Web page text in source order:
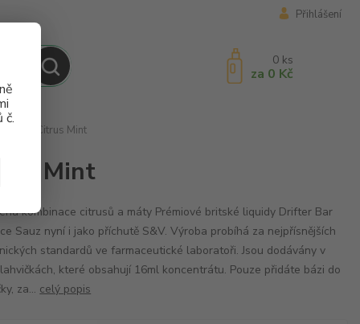
č.
Přihlášení
0 ks
za 0 Kč
16ml Citrus Mint
Mint
kombinace citrusů a máty Prémiové britské liquidy Drifter Bar
Sauz nyní i jako příchutě S&V. Výroba probíhá za nejpřísnějších
standardů ve farmaceutické laboratoři. Jsou dodávány v
které obsahují 16ml koncentrátu. Pouze přidáte bázi do
za... celý popis